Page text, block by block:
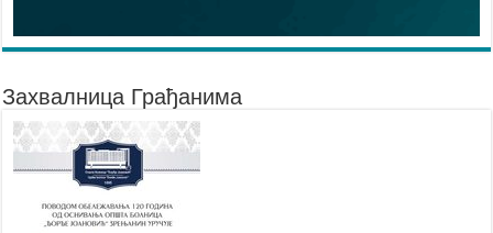
Захвалница Грађанима